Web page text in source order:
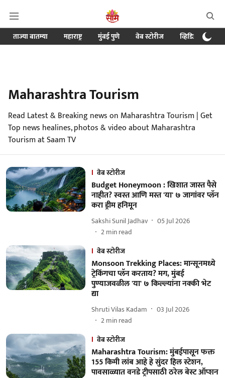
ताज्या बातम्या महाराष्ट्र मुंबई पुणे वेब स्टोरीज व्हिडिओ
Maharashtra Tourism
Read Latest & Breaking news on Maharashtra Tourism | Get
Top news healines, photos & video about Maharashtra
Tourism at Saam TV
वेब स्टोरीज
Budget Honeymoon : खिशात जास्त पैसे
नाहीत? स्वस्त आणि मस्त 'या' ७ जागांवर प्लॅन
करा ड्रीम हनिमून
Sakshi Sunil Jadhav
05 Jul 2026
2min read
वेब स्टोरीज
Monsoon Trekking Places: मान्सूनमध्ये
ट्रेकिंगचा प्लॅन करताय? मग, मुंबई
पुण्याजवळील 'या' ७ किल्ल्यांना नक्की भेट
द्या
Shruti Vilas Kadam
03 Jul 2026
2min read
वेब स्टोरीज
Maharashtra Tourism: मुंबईपासून फक्त
155 किमी लांब आहे हे सुंदर हिल स्टेशन,
पावसाळ्यात वनडे ट्रीपसाठी ठरेल बेस्ट ऑप्शन